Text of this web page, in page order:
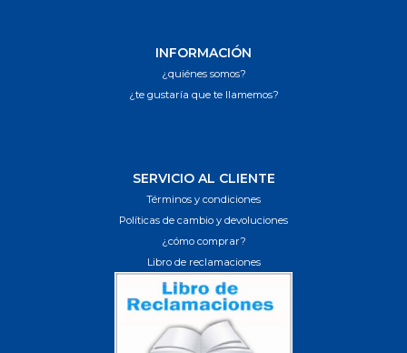
INFORMACIÓN
¿quiénes somos?
¿te gustaría que te llamemos?
SERVICIO AL CLIENTE
Términos y condiciones
Políticas de cambio y devoluciones
¿cómo comprar?
Libro de reclamaciones